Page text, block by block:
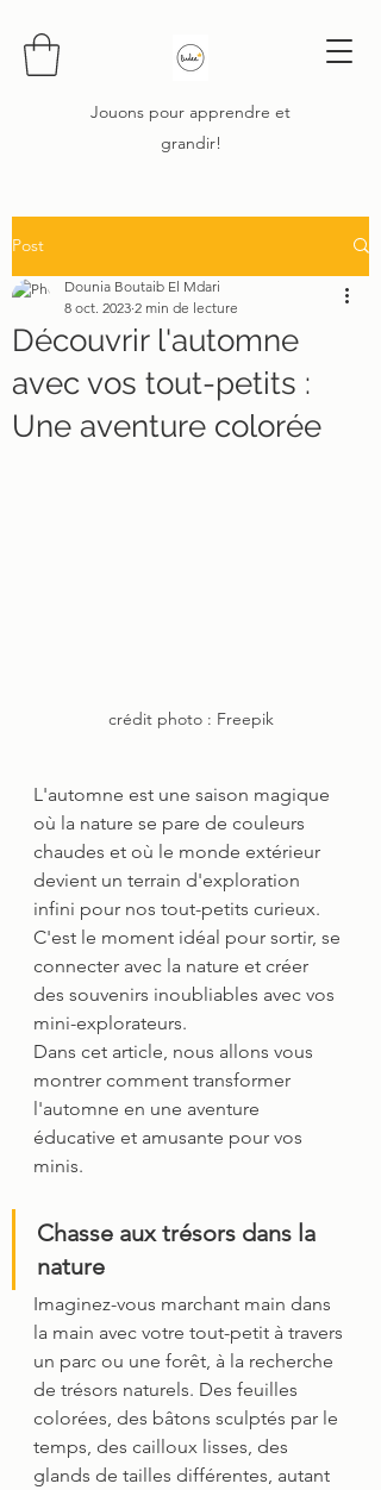
Jouons pour apprendre et
grandir!
Post
Découvrir l'automne
avec vos tout-petits :
Une aventure colorée
Dounia Boutaib El Mdari
8 oct. 2023 2 min de lecture
crédit photo : Freepik
L'automne est une saison magique
où la nature se pare de couleurs
chaudes et où le monde extérieur
devient un terrain d'exploration
infini pour nos tout-petits curieux.
C'est le moment idéal pour sortir, se
connecter avec la nature et créer
des souvenirs inoubliables avec vos
mini-explorateurs.
Dans cet article, nous allons vous
montrer comment transformer
l'automne en une aventure
éducative et amusante pour vos
minis.
Chasse aux trésors dans la
nature
Imaginez-vous marchant main dans
la main avec votre tout-petit à travers
un parc ou une forêt, à la recherche
de trésors naturels. Des feuilles
colorées, des bâtons sculptés par le
temps, des cailloux lisses, des
glands de tailles différentes, autant